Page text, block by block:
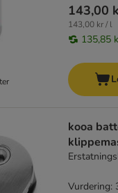
143,00
143,00 kr / l
135,85
kooa
Vurdering: